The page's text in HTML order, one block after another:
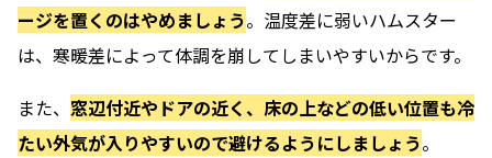
ージを置くのはやめましょう。温度差に弱いハムスター
は、寒暖差によって体調を崩してしまいやすいからです。
また、 窓辺付近やドアの近く、床の上などの低い位置も冷
たい外気が入りやすいので避けるようにしましょう。